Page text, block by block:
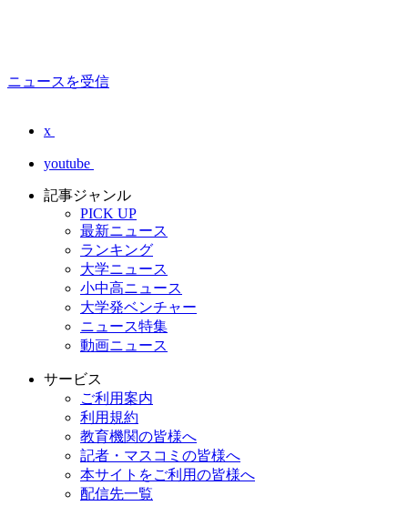
ニュースを受信
x
youtube
記事ジャンル
PICK UP
最新ニュース
ランキング
大学ニュース
小中高ニュース
大学発ベンチャー
ニュース特集
動画ニュース
サービス
ご利用案内
利用規約
教育機関の皆様へ
記者・マスコミの皆様へ
本サイトをご利用の皆様へ
配信先一覧